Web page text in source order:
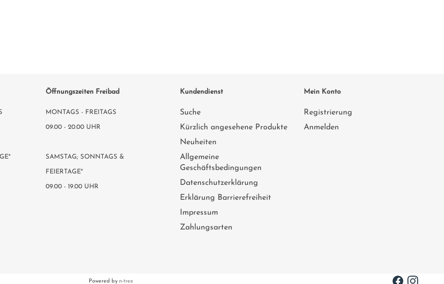
Öffnungszeiten Freibad
MONTAGS - FREITAGS
09.00 - 20.00 UHR
SAMSTAG; SONNTAGS &
FEIERTAGE*
09.00 - 19.00 UHR
Kundendienst
Suche
Kürzlich angesehene Produkte
Neuheiten
Allgemeine
Geschäftsbedingungen
Datenschutzerklärung
Erklärung Barrierefreiheit
Impressum
Zahlungsarten
Mein Konto
Registrierung
Anmelden
Powered by n-tree